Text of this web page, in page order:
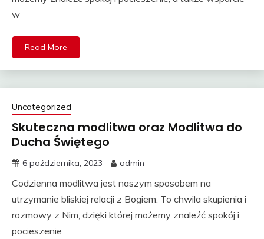
w
Read More
Uncategorized
Skuteczna modlitwa oraz Modlitwa do
Ducha Świętego
6 października, 2023 admin
Codzienna modlitwa jest naszym sposobem na
utrzymanie bliskiej relacji z Bogiem. To chwila skupienia i
rozmowy z Nim, dzięki której możemy znaleźć spokój i
pocieszenie